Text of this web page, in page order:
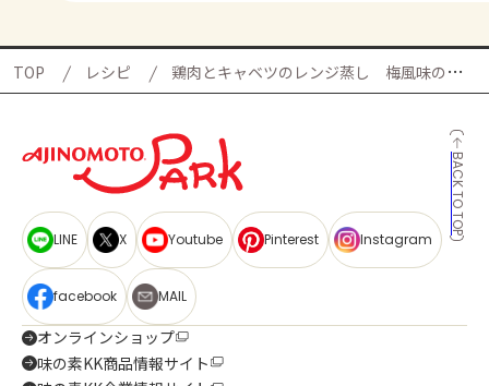
TOP レシピ 鶏肉とキャベツのレンジ蒸し 梅風味の献立
BACK TO TOP
LINE X Youtube Pinterest Instagram
facebook MAIL
オンラインショップ
味の素KK商品情報サイト